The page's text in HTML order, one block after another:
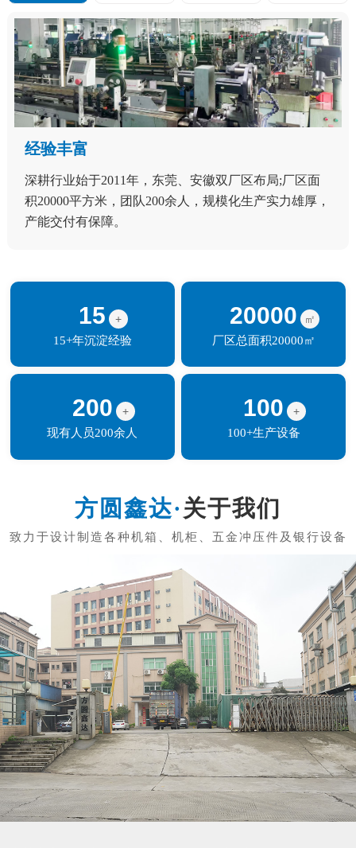
经验丰富
深耕行业始于2011年，东莞、安徽双厂区布局;厂区面
积20000平方米，团队200余人，规模化生产实力雄厚，
产能交付有保障。
15
+
15+年沉淀经验
20000
㎡
厂区总面积20000㎡
200
+
现有人员200余人
100
+
100+生产设备
关于我们